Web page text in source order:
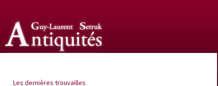
Les dernières trouvailles